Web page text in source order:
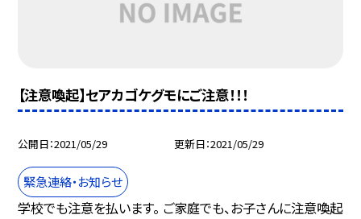
【注意喚起】セアカゴケグモにご注意！！！
公開日 2021/05/29 更新日 2021/05/29
緊急連絡・お知らせ
学校でも注意を払います。 ご家庭でも、お子さんに注意喚起